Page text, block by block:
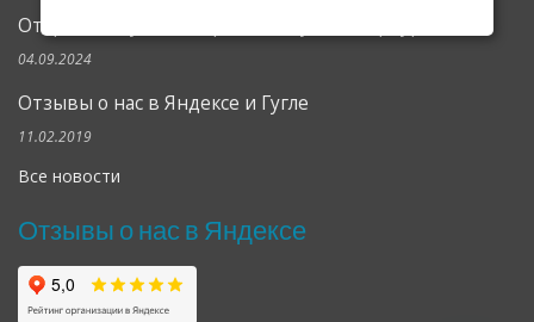
Открылся клубный сервис Geely в Петербурге
04.09.2024
Отзывы о нас в Яндексе и Гугле
11.02.2019
Все новости
Отзывы о нас в Яндексе